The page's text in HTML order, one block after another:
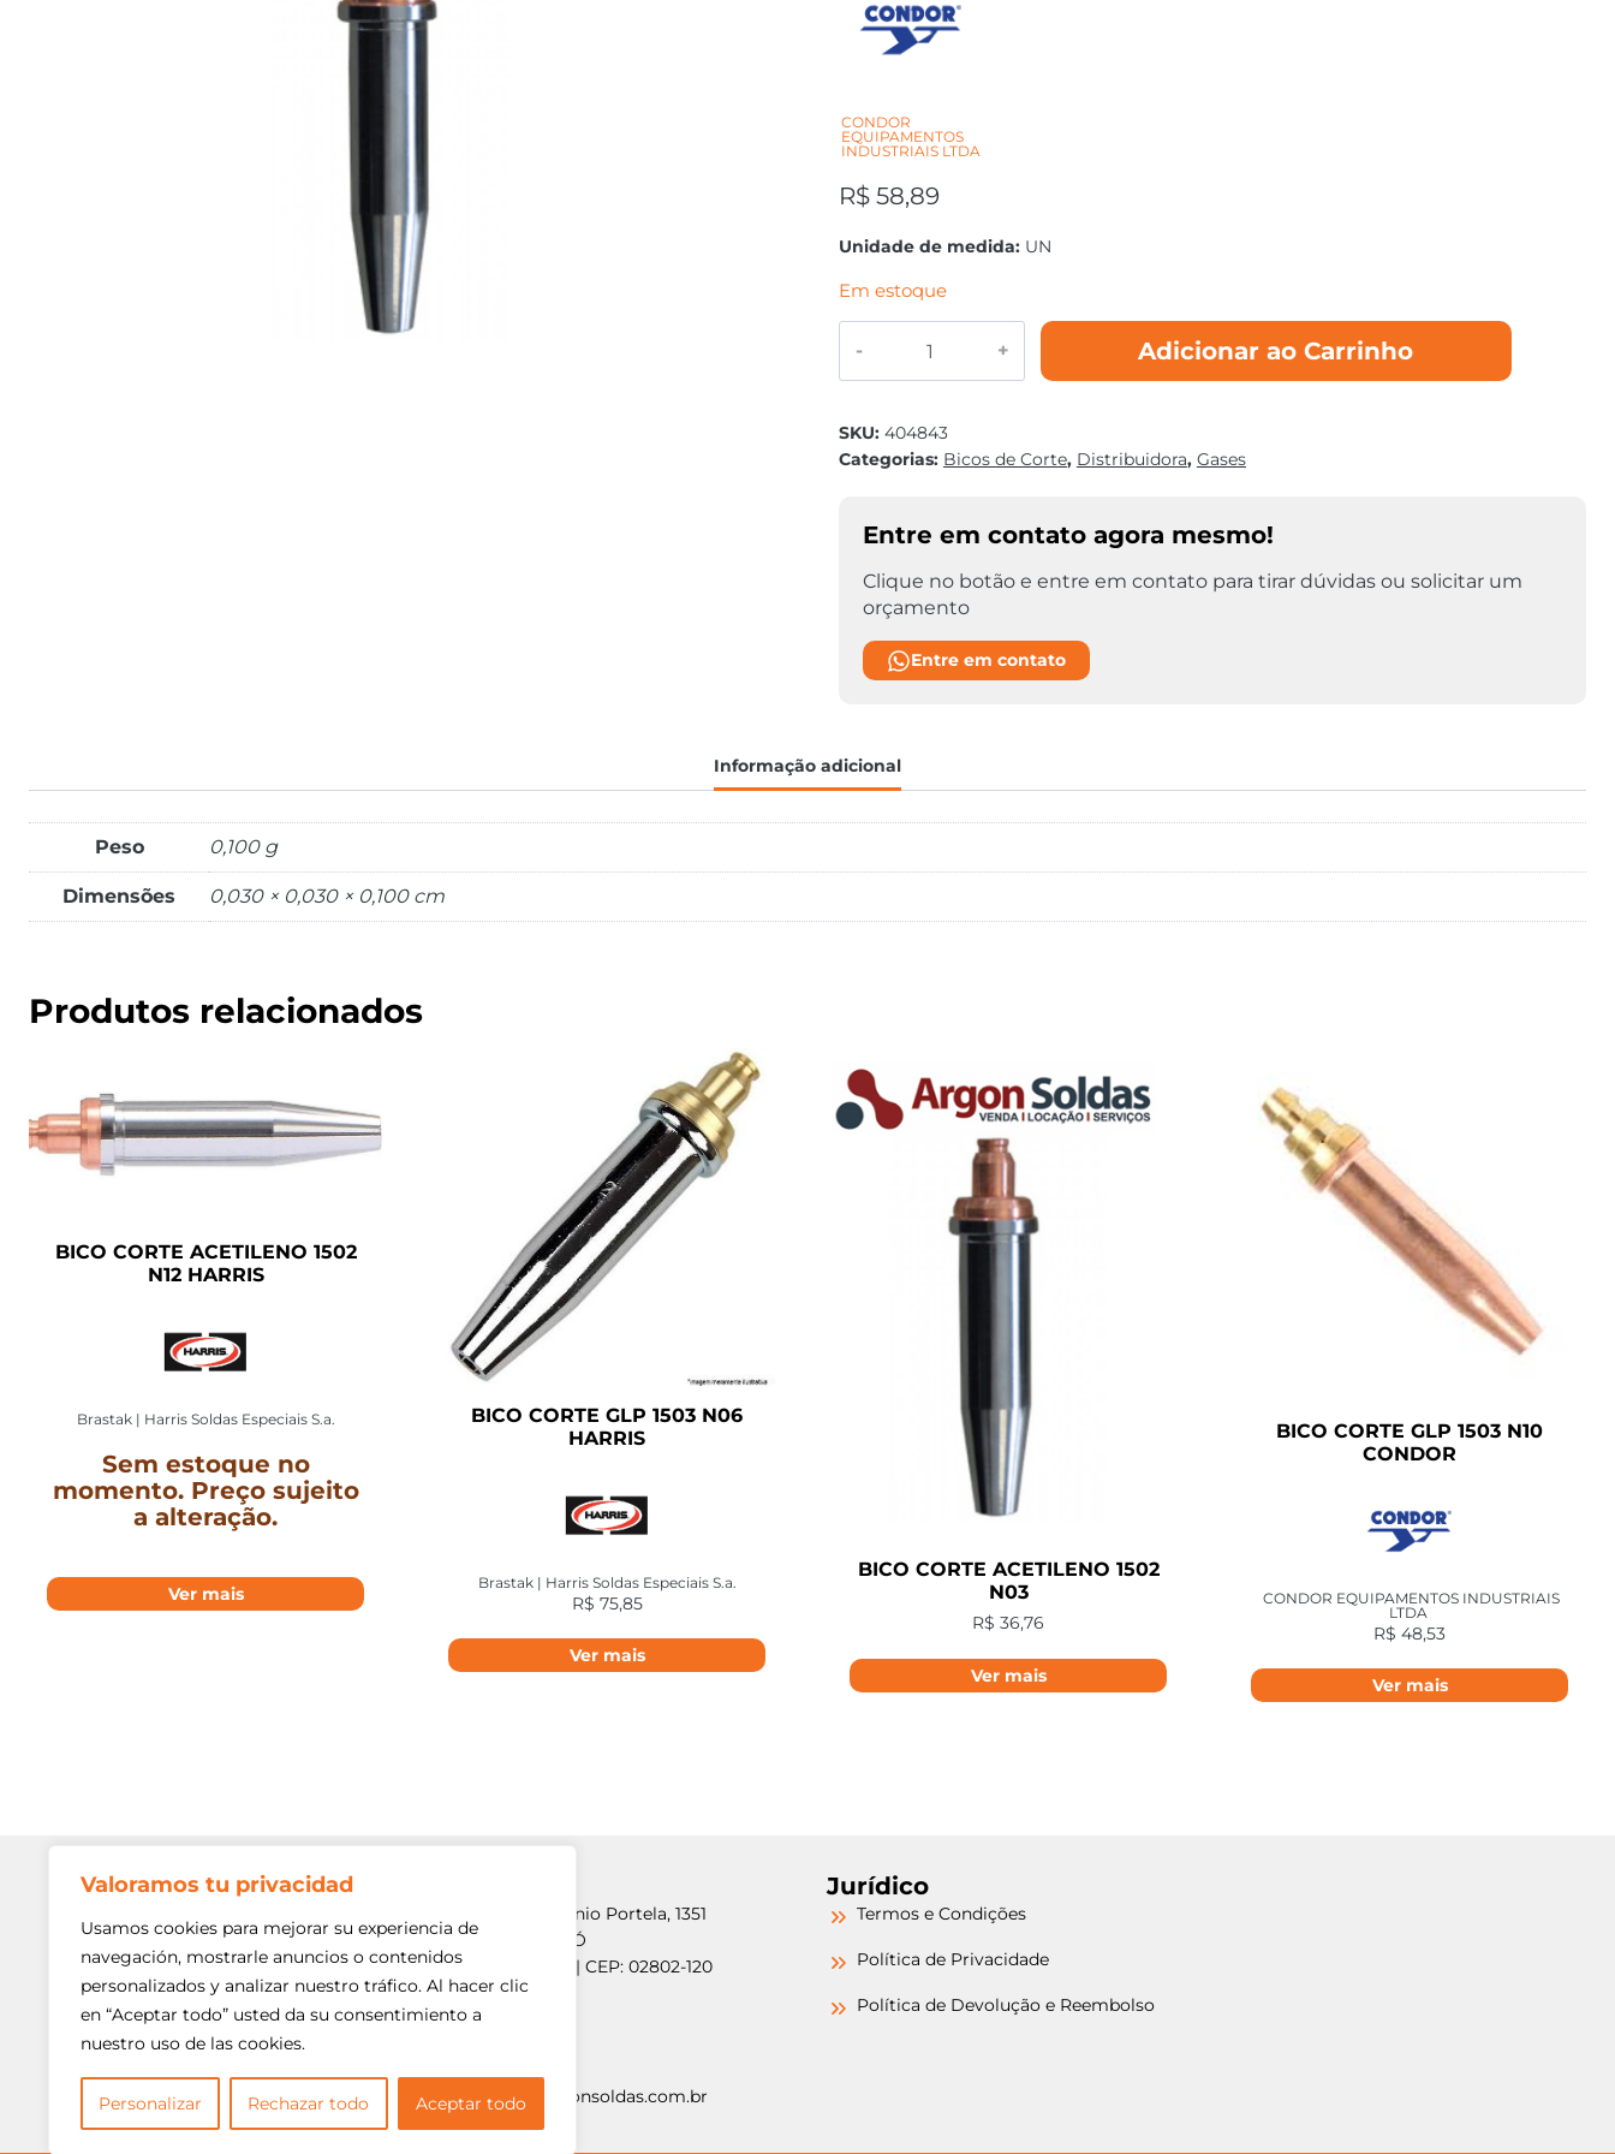
Valoramos tu privacidad
Usamos cookies para mejorar su experiencia de
navegación, mostrarle anuncios o contenidos
personalizados y analizar nuestro tráfico. Al hacer clic
en “Aceptar todo” usted da su consentimiento a
nuestro uso de las cookies.
Personalizar Rechazar todo Aceptar todo
CONDOR
EQUIPAMENTOS
INDUSTRIAIS LTDA
R$58,89
Unidade de medida:UN
Em estoque
CORTE
ACETILENO
N12
CONDOR
Adicionar ao Carrinho
SKU: 404843
Categorias: Bicos de Corte, Distribuidora, Gases
Entre em contato agora mesmo!
Clique no botão e entre em contato para tirar dúvidas ou solicitar um
orçamento
Entre em contato
Informação adicional
Peso 0,100 g
Dimensões 0,030 × 0,030 × 0,100 cm
Produtos relacionados
BICO CORTE ACETILENO 1502
N12 HARRIS
Brastak | Harris Soldas Especiais S.a.
Sem estoque no
momento. Preço sujeito
a alteração.
Ver mais
BICO CORTE GLP 1503 N06
HARRIS
Brastak | Harris Soldas Especiais S.a.
R$ 75,85
Ver mais
BICO CORTE ACETILENO 1502
N03
R$ 36,76
Ver mais
BICO CORTE GLP 1503 N10
CONDOR
CONDOR EQUIPAMENTOS INDUSTRIAIS
LTDA
R$ 48,53
Ver mais
Siga-nos!
Av. Min. Petrônio Portela, 1351
Freguesia do Ó
São Paulo/SP | CEP: 02802-120
contato@argonsoldas.com.br
Jurídico
Termos e Condições
Política de Privacidade
Política de Devolução e Reembolso